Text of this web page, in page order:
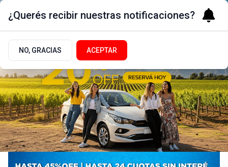
¿Querés recibir nuestras notificaciones?
NO, GRACIAS ACEPTAR